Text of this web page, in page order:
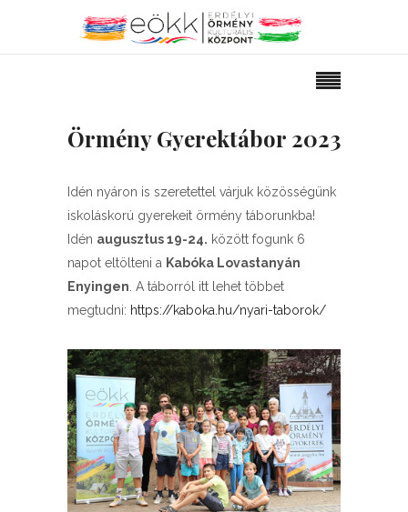
Örmény Gyerektábor 2023
Idén nyáron is szeretettel várjuk közösségünk
iskoláskorú gyerekeit örmény táborunkba!
Idén augusztus 19-24. között fogunk 6
napot eltölteni a Kabóka Lovastanyán
Enyingen . A táborról itt lehet többet
megtudni: https://kaboka.hu/nyari-taborok/